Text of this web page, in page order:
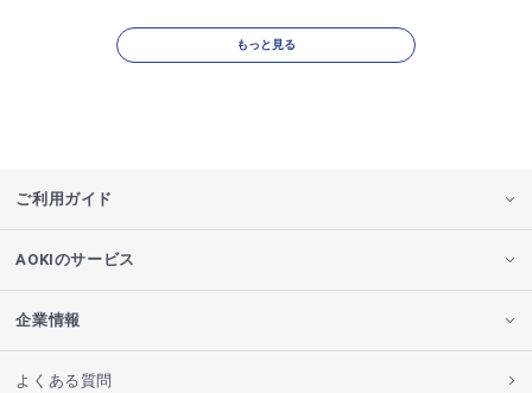
もっと見る
ご利用ガイド
AOKIのサービス
企業情報
よくある質問